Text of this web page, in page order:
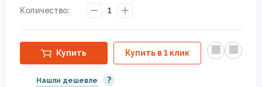
Количество: 1
Купить Купить в 1 клик
Нашли дешевле ?